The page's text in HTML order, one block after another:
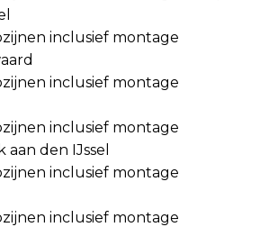
inclusief montage
inclusief montage
inclusief montage
den IJssel
inclusief montage
inclusief montage